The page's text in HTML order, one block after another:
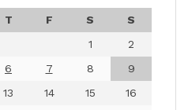
T F S
S
1
2
6 7 8
9
13 14 15
16